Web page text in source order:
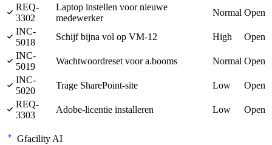
REQ-
3302
Laptop instellen voor nieuwe
medewerker
Normal Open
INC-
5018
Schijf bijna vol op VM-12 High
Open
INC-
5019
Wachtwoordreset voor a.booms Normal Open
INC-
5020
Trage SharePoint-site Low
Open
REQ-
3303
Adobe-licentie installeren Low Open
Gfacility AI